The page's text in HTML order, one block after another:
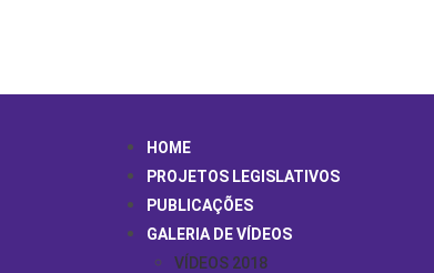
HOME
PROJETOS LEGISLATIVOS
PUBLICAÇÕES
GALERIA DE VÍDEOS
VÍDEOS 2018